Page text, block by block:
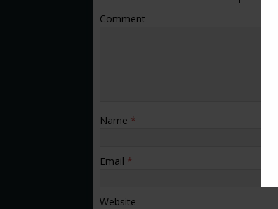
Comment
Name *
Email *
Website